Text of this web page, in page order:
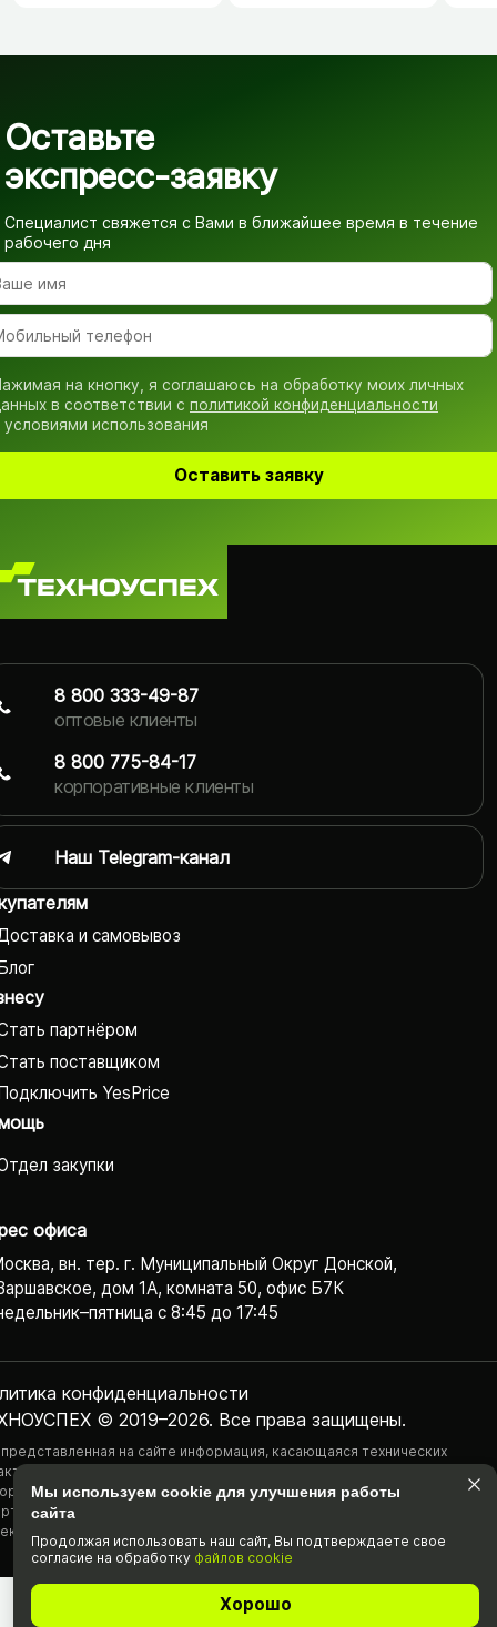
Оставьте
экспресс-заявку
Специалист свяжется с Вами в ближайшее время в течение
рабочего дня
на кнопку, я соглашаюсь на обработку моих личных
в соответствии с политикой конфиденциальности
условиями использования
Оставить заявку
и самовывоз
партнёром
поставщиком
YesPrice
закупки
офиса
вн. тер. г. Муниципальный Округ Донской,
дом 1А, комната 50, офис Б7К
с 8:45 до 17:45
© 2019–2026. Все права защищены.
конфиденциаль­ности
на сайте информация, касающаяся технических
наличия на складе, стоимости товаров, носит
характер и ни при каких условиях не является публичной
определяемой положениями Статьи 437(2) Гражданского
РФ.
8 800 333-49-87
оптовые клиенты
8 800 775-84-17
корпоративные клиенты
Наш Telegram-канал
Мы используем cookie для улучшения работы
сайта
Продолжая использовать наш cайт, Вы подтвержда­ете свое
согласие на обработку файлов cookie
Хорошо